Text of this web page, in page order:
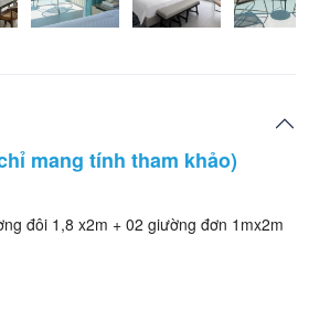
mang tính tham khảo)
đôi 1,8 x2m + 02 giường đơn 1mx2m